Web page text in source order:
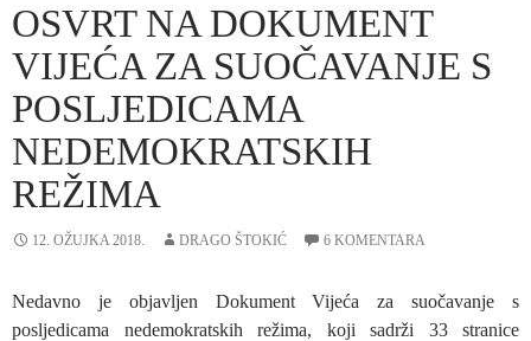
OSVRT NA DOKUMENT
VIJEĆA ZA SUOČAVANJE S
POSLJEDICAMA
NEDEMOKRATSKIH
REŽIMA
12. OŽUJKA 2018. DRAGO ŠTOKIĆ 6 KOMENTARA
Nedavno je objavljen Dokument Vijeća za suočavanje s
posljedicama nedemokratskih režima, koji sadrži 33 stranice